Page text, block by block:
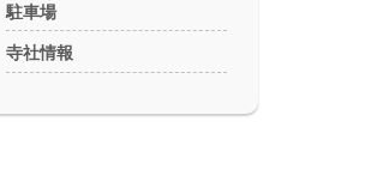
駐車場
寺社情報